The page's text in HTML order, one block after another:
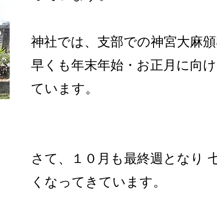
神社では、支部での神宮大麻
早くも年末年始・お正月に向
ています。
さて、１０月も最終週となり
くなってきています。